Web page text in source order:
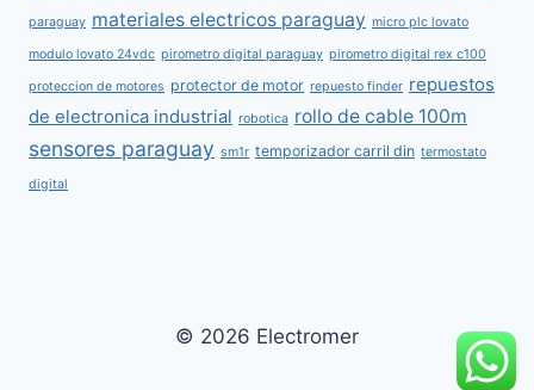
paraguay materiales electricos paraguay micro plc lovato
modulo lovato 24vdc pirometro digital paraguay pirometro digital rex c100
proteccion de motores protector de motor repuesto finder repuestos
de electronica industrial robotica rollo de cable 100m
sensores paraguay sm1r temporizador carril din termostato
digital
© 2026 Electromer